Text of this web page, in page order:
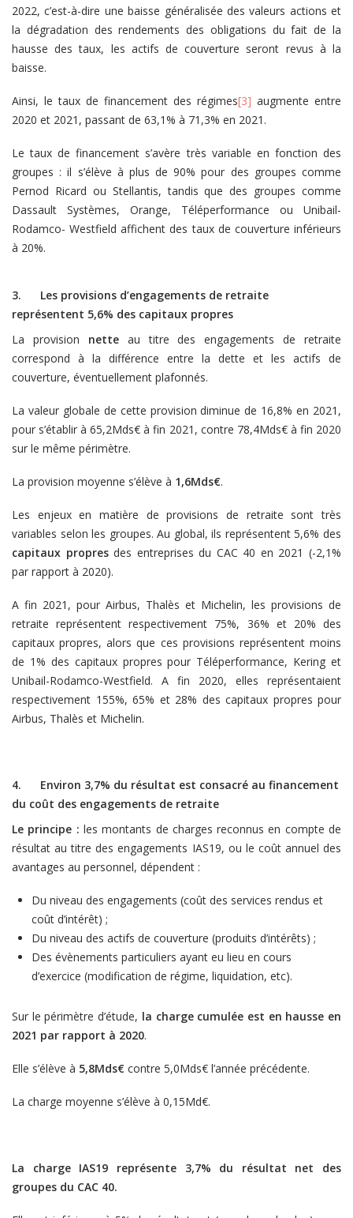
2022, c’est-à-dire une baisse généralisée des valeurs actions et
la dégradation des rendements des obligations du fait de la
hausse des taux, les actifs de couverture seront revus à la
baisse.
Ainsi, le taux de financement des régimes[3] augmente entre
2020 et 2021, passant de 63,1% à 71,3% en 2021.
Le taux de financement s’avère très variable en fonction des
groupes : il s’élève à plus de 90% pour des groupes comme
Pernod Ricard ou Stellantis, tandis que des groupes comme
Dassault Systèmes, Orange, Téléperformance ou Unibail-
Rodamco- Westfield affichent des taux de couverture inférieurs
à 20%.
3. Les provisions d’engagements de retraite
représentent 5,6% des capitaux propres
La provision netteau titre des engagements de retraite
correspond à la différence entre la dette et les actifs de
couverture, éventuellement plafonnés.
La valeur globale de cette provision diminue de 16,8% en 2021,
pour s’établir à 65,2Mds€ à fin 2021, contre 78,4Mds€ à fin 2020
sur le même périmètre.
La provision moyenne s’élève à 1,6Mds€.
Les enjeux en matière de provisions de retraite sont très
variables selon les groupes. Au global, ils représentent 5,6% des
capitaux propresdes entreprises du CAC 40 en 2021 (-2,1%
par rapport à 2020).
A fin 2021, pour Airbus, Thalès et Michelin, les provisions de
retraite représentent respectivement 75%, 36% et 20% des
capitaux propres, alors que ces provisions représentent moins
de 1% des capitaux propres pour Téléperformance, Kering et
Unibail-Rodamco-Westfield. A fin 2020, elles représentaient
respectivement 155%, 65% et 28% des capitaux propres pour
Airbus, Thalès et Michelin.
4. Environ 3,7% du résultat est consacré au financement
du coût des engagements de retraite
Le principe : les montants de charges reconnus en compte de
résultat au titre des engagements IAS19, ou le coût annuel des
avantages au personnel, dépendent :
Du niveau des engagements (coût des services rendus et
coût d’intérêt) ;
Du niveau des actifs de couverture (produits d’intérêts) ;
Des évènements particuliers ayant eu lieu en cours
d’exercice (modification de régime, liquidation, etc).
Sur le périmètre d’étude, la charge cumulée est en hausse en
2021 par rapport à 2020.
Elle s’élève à 5,8Mds€ contre 5,0Mds€ l’année précédente.
La charge moyenne s’élève à 0,15Md€.
La charge IAS19 représente 3,7% du résultat net des
groupes du CAC 40.